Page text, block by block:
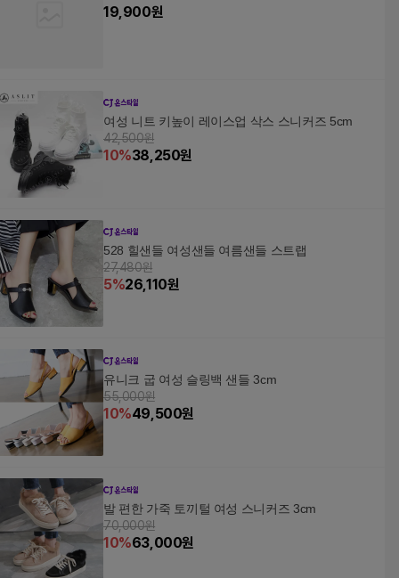
19,900원
여성 니트 키높이 레이스업 삭스 스니커즈 5cm
42,500원
10%38,250원
528 힐샌들 여성샌들 여름샌들 스트랩
27,480원
5%26,110원
유니크 굽 여성 슬링백 샌들 3cm
55,000원
10%49,500원
발 편한 가죽 토끼털 여성 스니커즈 3cm
70,000원
10%63,000원